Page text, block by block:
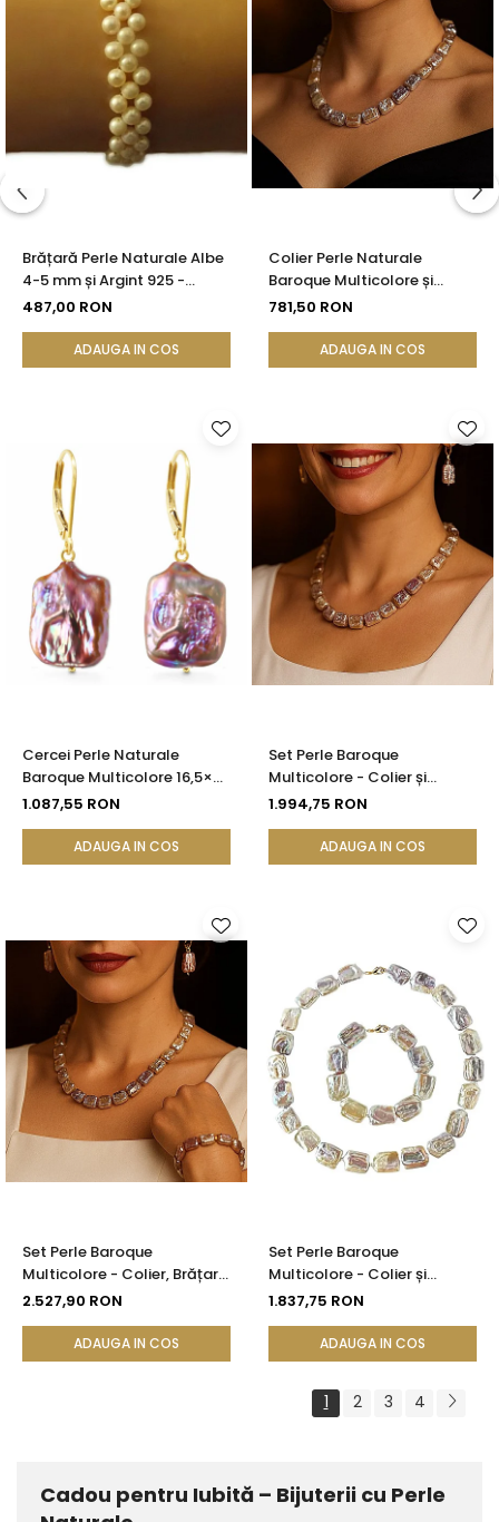
Brățară Perle Naturale Albe
4-5 mm și Argint 925 -
Delicate Beauty |
487,00 RON
ADAUGA IN COS
Colier Perle Naturale
Baroque Multicolore și
Închizătoare Argint 925 |
781,50 RON
ADAUGA IN COS
Cercei Perle Naturale
Baroque Multicolore 16,5×25
mm, Aur 14K (aur 585),
1.087,55 RON
ADAUGA IN COS
Set Perle Baroque
Multicolore - Colier și
Cercei, Aur Galben 14K |
1.994,75 RON
ADAUGA IN COS
Set Perle Baroque
Multicolore - Colier, Brățară
și Cercei, Aur Galben 14K |
2.527,90 RON
ADAUGA IN COS
Set Perle Baroque
Multicolore - Colier și
Brățară, Aur Galben 14K |
1.837,75 RON
ADAUGA IN COS
1 2 3 4
Cadou pentru Iubită – Bijuterii cu Perle